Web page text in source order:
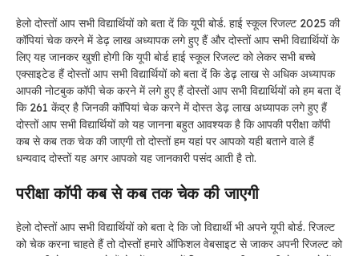
हेलो दोस्तों आप सभी विद्यार्थियों को बता दें कि यूपी बोर्ड. हाई स्कूल रिजल्ट 2025 की
कॉपियां चेक करने में डेढ़ लाख अध्यापक लगे हुए हैं और दोस्तों आप सभी विद्यार्थियों के
लिए यह जानकर खुशी होगी कि यूपी बोर्ड हाई स्कूल रिजल्ट को लेकर सभी बच्चे
एक्साइटेड हैं दोस्तों आप सभी विद्यार्थियों को बता दें कि डेढ़ लाख से अधिक अध्यापक
आपकी नोटबुक कॉपी चेक करने में लगे हुए हैं दोस्तों आप सभी विद्यार्थियों को हम बता दें
कि 261 केंद्र है जिनकी कॉपियां चेक करने में दोस्त डेढ़ लाख अध्यापक लगे हुए हैं
दोस्तों आप सभी विद्यार्थियों को यह जानना बहुत आवश्यक है कि आपकी परीक्षा कॉपी
कब से कब तक चेक की जाएगी तो दोस्तों हम यहां पर आपको यही बताने वाले हैं
धन्यवाद दोस्तों यह अगर आपको यह जानकारी पसंद आती है तो.
परीक्षा कॉपी कब से कब तक चेक की जाएगी
हेलो दोस्तों आप सभी विद्यार्थियों को बता दे कि जो विद्यार्थी भी अपने यूपी बोर्ड. रिजल्ट
को चेक करना चाहते हैं तो दोस्तों हमारे ऑफिशल वेबसाइट से जाकर अपनी रिजल्ट को